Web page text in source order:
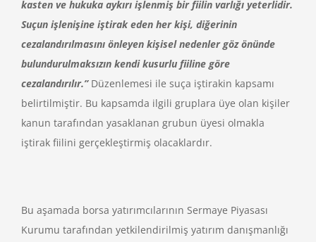
kasten ve hukuka aykırı işlenmiş bir fiilin varlığı yeterlidir.
Suçun işlenişine iştirak eden her kişi, diğerinin
cezalandırılmasını önleyen kişisel nedenler göz önünde
bulundurulmaksızın kendi kusurlu fiiline göre
cezalandırılır.”Düzenlemesi ile suça iştirakin kapsamı
belirtilmiştir. Bu kapsamda ilgili gruplara üye olan kişiler
kanun tarafından yasaklanan grubun üyesi olmakla
iştirak fiilini gerçekleştirmiş olacaklardır.
Bu aşamada borsa yatırımcılarının Sermaye Piyasası
Kurumu tarafından yetkilendirilmiş yatırım danışmanlığı